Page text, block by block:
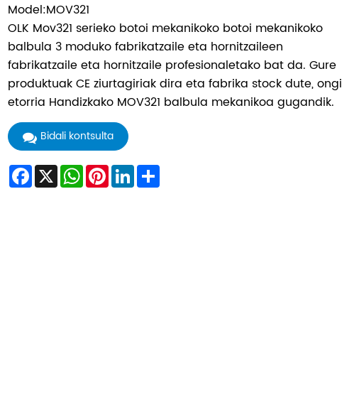
Model:MOV321
OLK Mov321 serieko botoi mekanikoko botoi mekanikoko
balbula 3 moduko fabrikatzaile eta hornitzaileen
fabrikatzaile eta hornitzaile profesionaletako bat da. Gure
produktuak CE ziurtagiriak dira eta fabrika stock dute, ongi
etorria Handizkako MOV321 balbula mekanikoa gugandik.
Bidali kontsulta
Facebook
X WhatsApp
Pinterest
LinkedIn